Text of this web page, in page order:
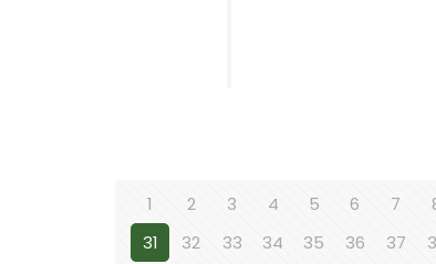
1 2 3 4 5 6 7
31
32 33 34 35 36 37